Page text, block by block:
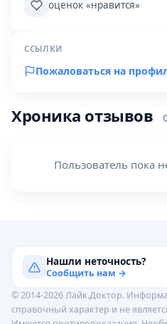
оценок «нравится»
ССЫЛКИ
Пожаловаться на
Хроника отзывов
Пользователь пока
Нашли неточность?
Сообщить нам →
© 2014-2026 Лайк.Доктор.
справочный характер и не